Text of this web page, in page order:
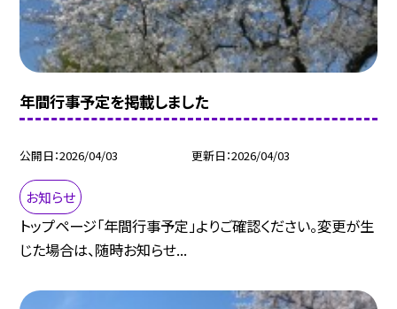
年間行事予定を掲載しました
公開日 2026/04/03 更新日 2026/04/03
お知らせ
トップページ「年間行事予定」よりご確認ください。変更が生
じた場合は、随時お知らせ...